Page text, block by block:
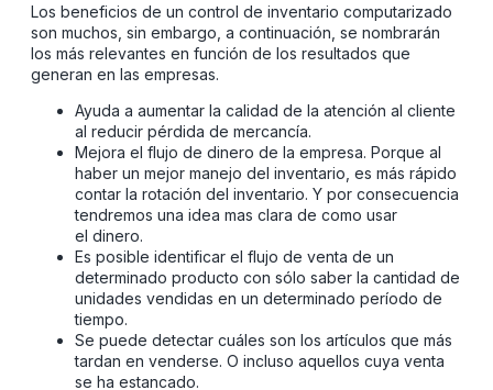
Los beneficios de un control de inventario computarizado
son muchos, sin embargo, a continuación, se nombrarán
los más relevantes en función de los resultados que
generan en las empresas.
Ayuda a aumentar la calidad de la atención al cliente
al reducir pérdida de mercancía.
Mejora el flujo de dinero de la empresa. Porque al
haber un mejor manejo del inventario, es más rápido
contar la rotación del inventario. Y por consecuencia
tendremos una idea mas clara de como usar
el dinero.
Es posible identificar el flujo de venta de un
determinado producto con sólo saber la cantidad de
unidades vendidas en un determinado período de
tiempo.
Se puede detectar cuáles son los artículos que más
tardan en venderse. O incluso aquellos cuya venta
se ha estancado.